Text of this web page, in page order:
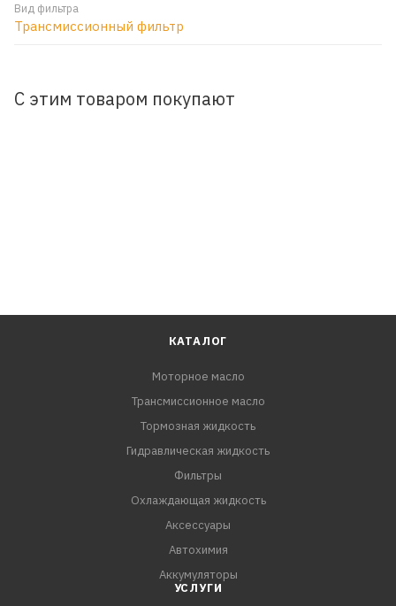
Вид фильтра
Трансмиссионный фильтр
С этим товаром покупают
КАТАЛОГ
Моторное масло
Трансмиссионное масло
Тормозная жидкость
Гидравлическая жидкость
Фильтры
Охлаждающая жидкость
Аксессуары
Автохимия
Аккумуляторы
УСЛУГИ